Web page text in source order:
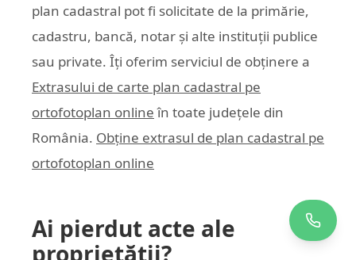
plan cadastral pot fi solicitate de la primărie,
cadastru, bancă, notar și alte instituții publice
sau private. Îți oferim serviciul de obținere a
Extrasului de carte plan cadastral pe
ortofotoplan online în toate județele din
România. Obține extrasul de plan cadastral pe
ortofotoplan online
Ai pierdut acte ale
proprietății?